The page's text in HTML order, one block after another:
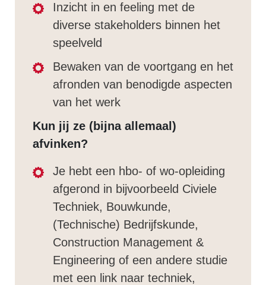
Inzicht in en feeling met de
diverse stakeholders binnen het
speelveld
Bewaken van de voortgang en het
afronden van benodigde aspecten
van het werk
Kun jij ze (bijna allemaal)
afvinken?
Je hebt een hbo- of wo-opleiding
afgerond in bijvoorbeeld Civiele
Techniek, Bouwkunde,
(Technische) Bedrijfskunde,
Construction Management &
Engineering of een andere studie
met een link naar techniek,